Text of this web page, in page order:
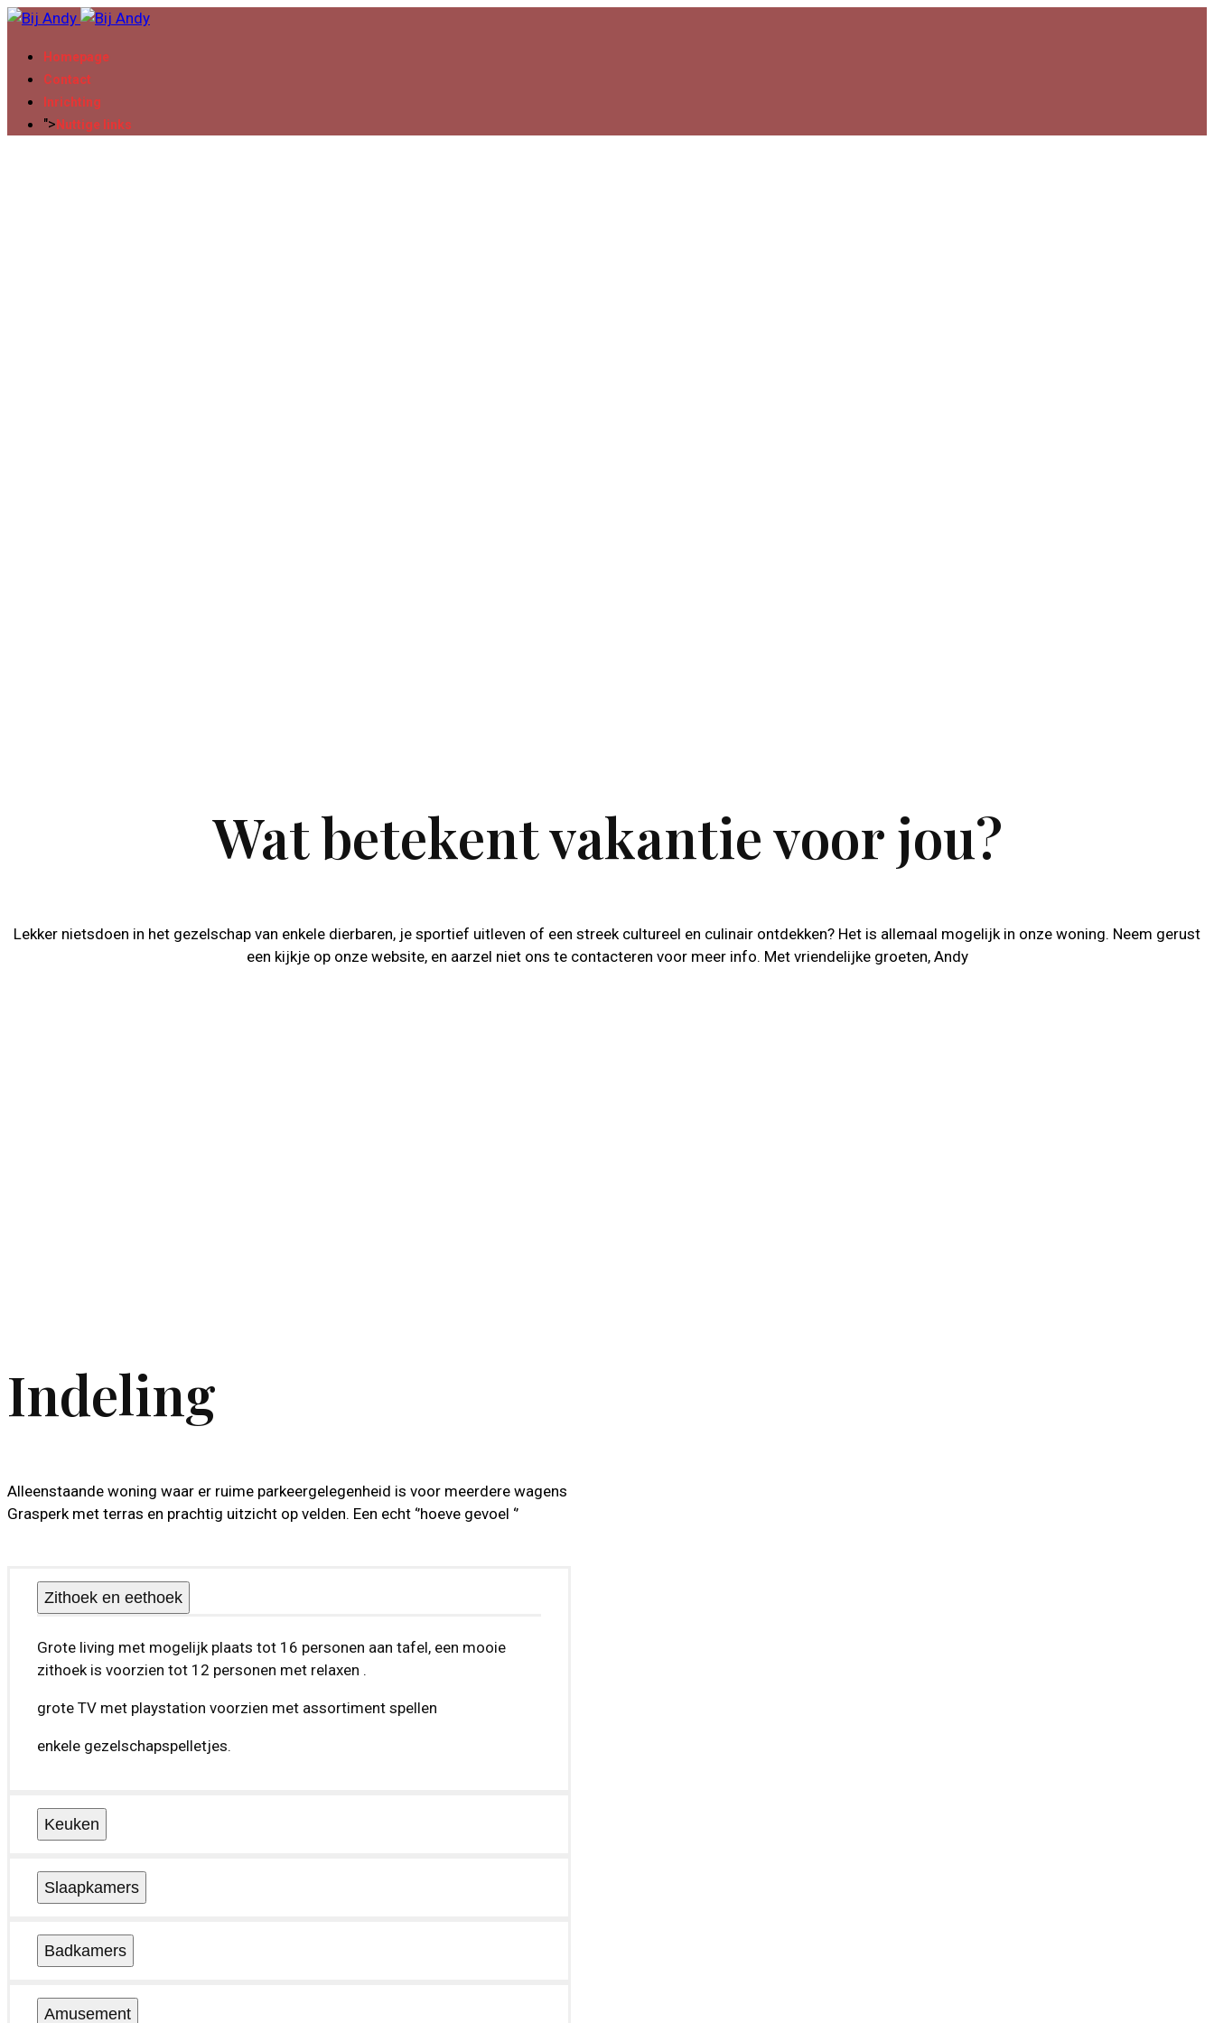
Homepage
Contact
Inrichting
"> Nuttige links
Wat betekent vakantie voor jou?
Lekker nietsdoen in het gezelschap van enkele dierbaren, je sportief uitleven of een streek cultureel en culinair ontdekken? Het is allemaal mogelijk in onze woning. Neem gerust
een kijkje op onze website, en aarzel niet ons te contacteren voor meer info. Met vriendelijke groeten, Andy
Indeling
Alleenstaande woning waar er ruime parkeergelegenheid is voor meerdere wagens
Grasperk met terras en prachtig uitzicht op velden. Een echt ‘’hoeve gevoel ‘’
Zithoek en eethoek
Grote living met mogelijk plaats tot 16 personen aan tafel, een mooie
zithoek is voorzien tot 12 personen met relaxen .
grote TV met playstation voorzien met assortiment spellen
enkele gezelschapspelletjes.
Keuken
Slaapkamers
Badkamers
Amusement